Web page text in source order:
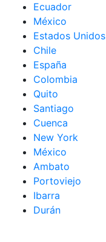
Ecuador
México
Estados Unidos
Chile
España
Colombia
Quito
Santiago
Cuenca
New York
México
Ambato
Portoviejo
Ibarra
Durán